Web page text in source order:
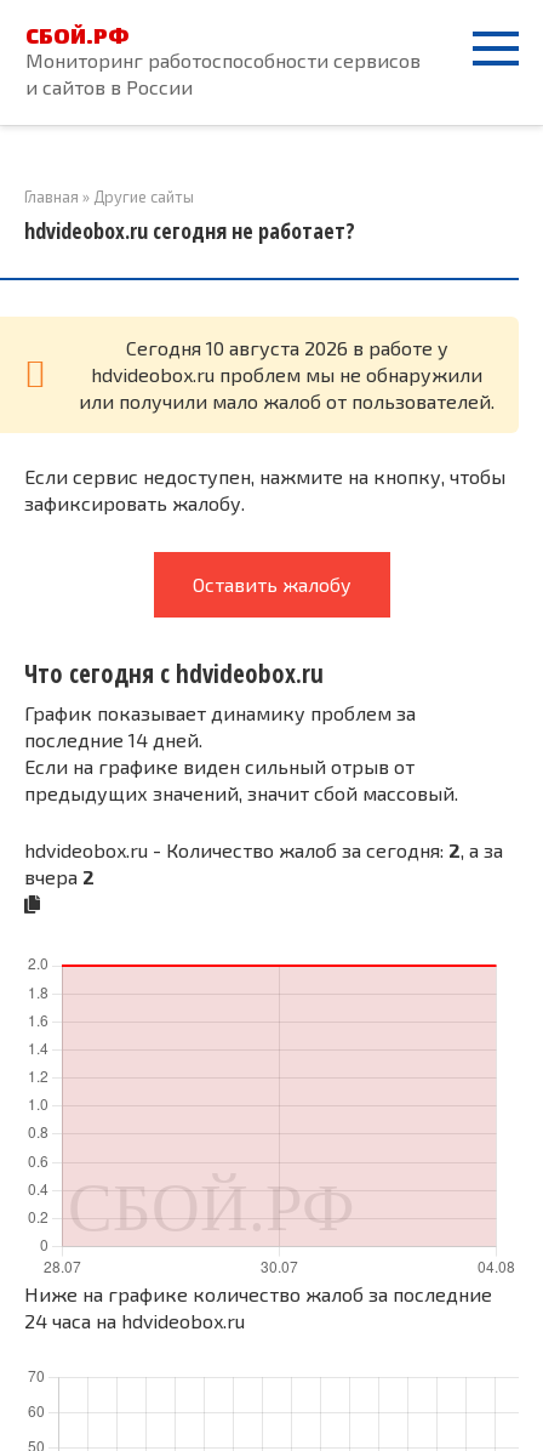
контенту
СБОЙ.РФ
Мониторинг работоспособности сервисов
и сайтов в России
Главная » Другие сайты
hdvideobox.ru сегодня не работает?
Cегодня 10 августа 2026 в работе у
hdvideobox.ru проблем мы не обнаружили
или получили мало жалоб от пользователей.
Если сервис недоступен, нажмите на кнопку, чтобы
зафиксировать жалобу.
Оставить жалобу
Что сегодня с hdvideobox.ru
График показывает динамику проблем за
последние 14 дней.
Если на графике виден сильный отрыв от
предыдущих значений, значит сбой массовый.
hdvideobox.ru - Количество жалоб за сегодня: 2 , а за
вчера 2
Ниже на графике количество жалоб за последние
24 часа на hdvideobox.ru